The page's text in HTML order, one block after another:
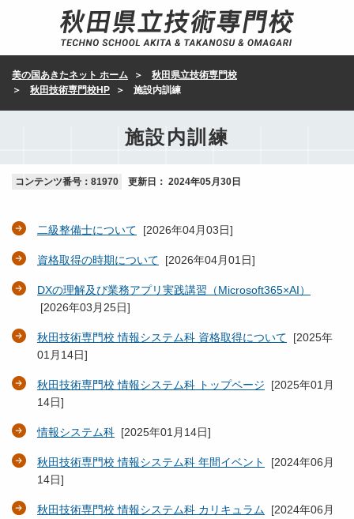
美の国あきたネット ホーム
秋田県立技術専門校
秋田技術専門校HP
施設内訓練
施設内訓練
コンテンツ番号：81970 更新日： 2024年05月30日
二級整備士について [2026年04月03日]
資格取得の時期について [2026年04月01日]
DXの理解及び業務アプリ実践講習（Microsoft365×AI）
[2026年03月25日]
秋田技術専門校 情報システム科 資格取得について [2025年
01月14日]
秋田技術専門校 情報システム科 トップページ [2025年01月
14日]
情報システム科 [2025年01月14日]
秋田技術専門校 情報システム科 年間イベント [2024年06月
14日]
秋田技術専門校 情報システム科 カリキュラム [2024年06月